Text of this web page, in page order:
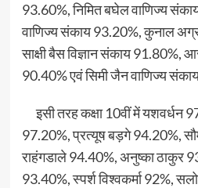
93.60%, निमित बघेल वाणिज्य
वाणिज्य संकाय 93.20%, कुनाल
साक्षी बैस विज्ञान संकाय 91.80%,
90.40% एवं सिमी जैन वाणिज्य
इसी तरह कक्षा 10वीं में यशवर्धन
97.20%, प्रत्यूष बड़गे 94.20%,
राहंगडाले 94.40%, अनुष्का ठाकुर
93.40%, स्पर्श विश्वकर्मा 92%,